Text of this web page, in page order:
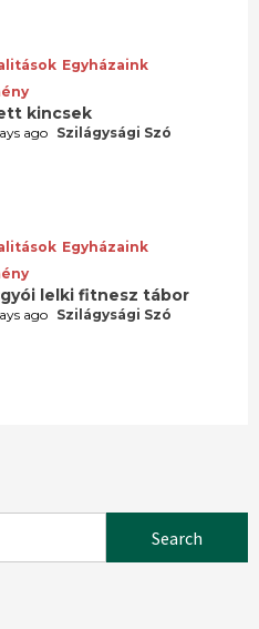
Egyházaink
kincsek
ago Szilágysági Szó
Egyházaink
lelki fitnesz tábor
ago Szilágysági Szó